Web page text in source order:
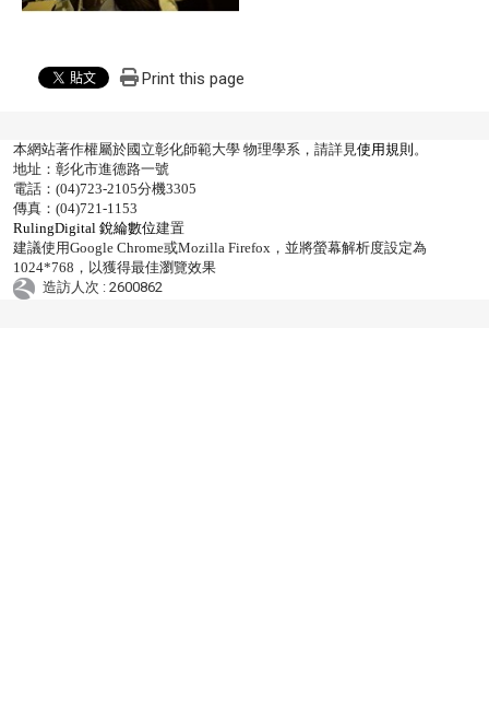
Print this page
本網站著作權屬於國立彰化師範大學 物理學系，請詳見使用規則 。
地址：彰化市進德路一號
電話：(04)723-2105分機3305
傳真：(04)721-1153
RulingDigital 銳綸數位建置
建議使用Google Chrome或Mozilla Firefox，並將螢幕解析度設定為
1024*768，以獲得最佳瀏覽效果
造訪人次 : 2600862